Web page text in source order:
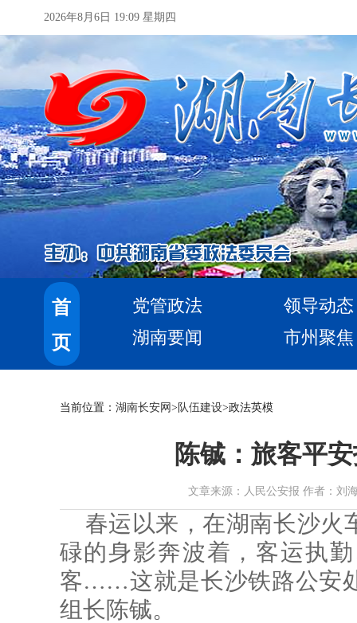
2026年8月6日 19:09 星期四
首
页
党管政法
领导动态
湖南要闻
市州聚焦
当前位置： 湖南长安网 > 队伍建设>政法英模
陈铖：旅客平
文章来源：人民公安报 作者：刘
春运以来，在湖南长沙火
碌的身影奔波着，客运执
客……这就是长沙铁路公安
组长陈铖。